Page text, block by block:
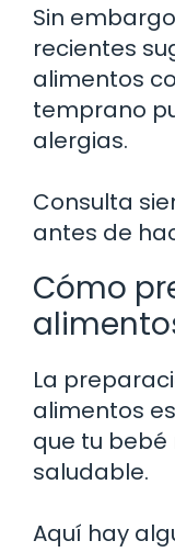
Sin
recientes
alimentos
temprano
alergias.
Consulta
antes de
Cómo
La
alimentos
que tu
saludable.
Aquí hay